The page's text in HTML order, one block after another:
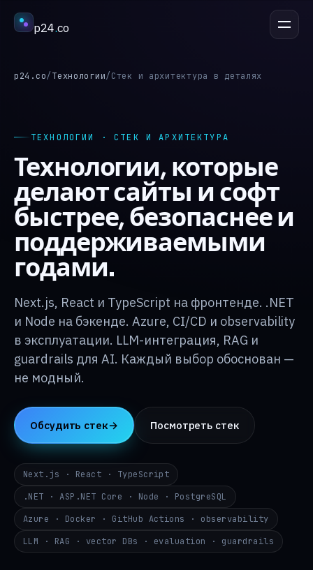
p24.co
ОБСУДИТЬ ПРОЕКТ
Отрасли
↳ Процесс
↳ Кейсы
↳ База знаний
↳ О p24
Контакты
DEENRU i@p24.co
p24.co/Технологии/Стек и архитектура в деталях
ТЕХНОЛОГИИ · СТЕК И АРХИТЕКТУРА
Технологии, которые
делают сайты и софт
быстрее, безопаснее и
поддерживаемыми
годами.
Next.js, React и TypeScript на фронтенде. .NET
и Node на бэкенде. Azure, CI/CD и observability
в эксплуатации. LLM-интеграция, RAG и
guardrails для AI. Каждый выбор обоснован —
не модный.
Обсудить стек→ Посмотреть стек
Next.js · React · TypeScript
.NET · ASP.NET Core · Node · PostgreSQL
Azure · Docker · GitHub Actions · observability
LLM · RAG · vector DBs · evaluation · guardrails